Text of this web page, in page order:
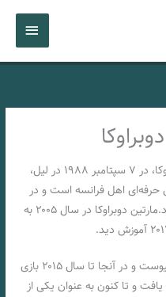
اصلی
مارتین دوبراوکا، با نام کامل مارتین دوبراوکا، در ۷ سپتامبر ۱۹۸۸ در لیل،
حرفه‌ای اهل فرانسه است و در
موقعیت مهاجم به خوبی شناخته می‌شود.مارتین دوبراوکا در سال ۲۰۰۵ به
سپس در سال ۲۰۱۲ به تیم اصلی نانت پیوست و در آنجا تا سال ۲۰۱۵ بازی
انتقال یافت و تا کنون به عنوان یکی از